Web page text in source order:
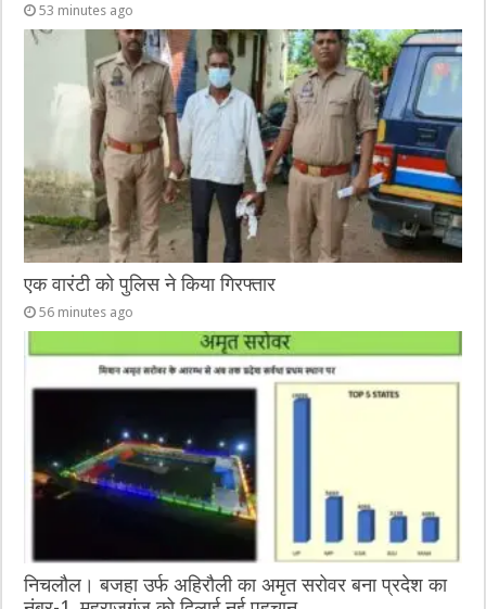
53 minutes ago
एक वारंटी को पुलिस ने किया गिरफ्तार
56 minutes ago
निचलौल। बजहा उर्फ अहिरौली का अमृत सरोवर बना प्रदेश का